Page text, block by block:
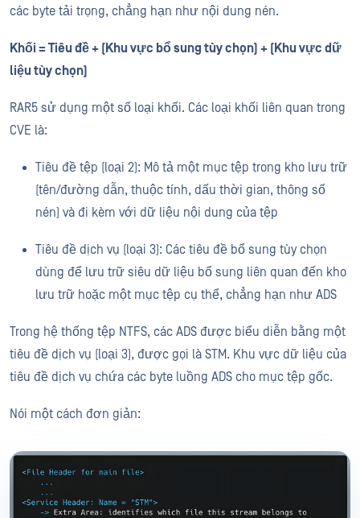
các byte tải trọng, chẳng hạn như nội dung nén.
Khối = Tiêu đề + (Khu vực bổ sung tùy chọn) + (Khu vực dữ
liệu tùy chọn)
RAR5 sử dụng một số loại khối. Các loại khối liên quan trong
CVE là:
Tiêu đề tệp (loại 2): Mô tả một mục tệp trong kho lưu trữ
(tên/đường dẫn, thuộc tính, dấu thời gian, thông số
nén) và đi kèm với dữ liệu nội dung của tệp
Tiêu đề dịch vụ (loại 3): Các tiêu đề bổ sung tùy chọn
dùng để lưu trữ siêu dữ liệu bổ sung liên quan đến kho
lưu trữ hoặc một mục tệp cụ thể, chẳng hạn như ADS
Trong hệ thống tệp NTFS, các ADS được biểu diễn bằng một
tiêu đề dịch vụ (loại 3), được gọi là STM. Khu vực dữ liệu của
tiêu đề dịch vụ chứa các byte luồng ADS cho mục tệp gốc.
Nói một cách đơn giản: